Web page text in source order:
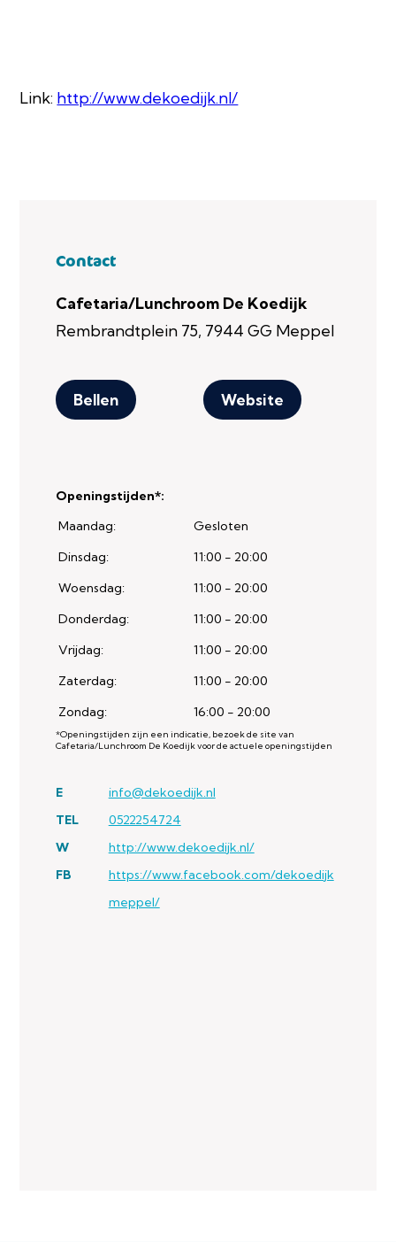
Link: http://www.dekoedijk.nl/
Contact
Cafetaria/Lunchroom De Koedijk
Rembrandtplein 75, 7944 GG Meppel
Bellen Website
Openingstijden*:
Maandag:
Gesloten
Dinsdag:
11:00 - 20:00
Woensdag:
11:00 - 20:00
Donderdag:
11:00 - 20:00
Vrijdag:
11:00 - 20:00
Zaterdag:
11:00 - 20:00
Zondag:
16:00 - 20:00
*Openingstijden zijn een indicatie, bezoek de site van
Cafetaria/Lunchroom De Koedijk voor de actuele openingstijden
E
info@dekoedijk.nl
TEL
0522254724
W
http://www.dekoedijk.nl/
FB
https://www.facebook.com/dekoedijk
meppel/